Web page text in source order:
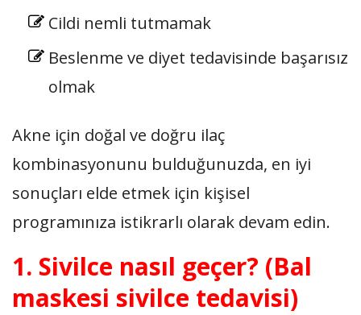
Cildi nemli tutmamak
Beslenme ve diyet tedavisinde başarısız
olmak
Akne için doğal ve doğru ilaç
kombinasyonunu bulduğunuzda, en iyi
sonuçları elde etmek için kişisel
programınıza istikrarlı olarak devam edin.
1. Sivilce nasıl geçer? (Bal
maskesi sivilce tedavisi)